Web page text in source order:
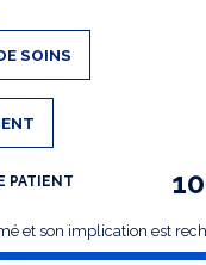
SOINS
PATIENT
et son implication est